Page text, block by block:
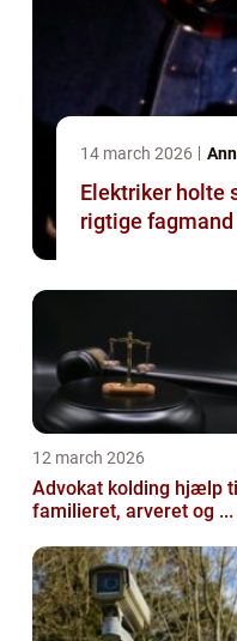
14 march 2026
Elektriker holte sådan vælger du den
rigtige
12 march 2026
Advokat kolding hjælp til
familieret, arveret og ...